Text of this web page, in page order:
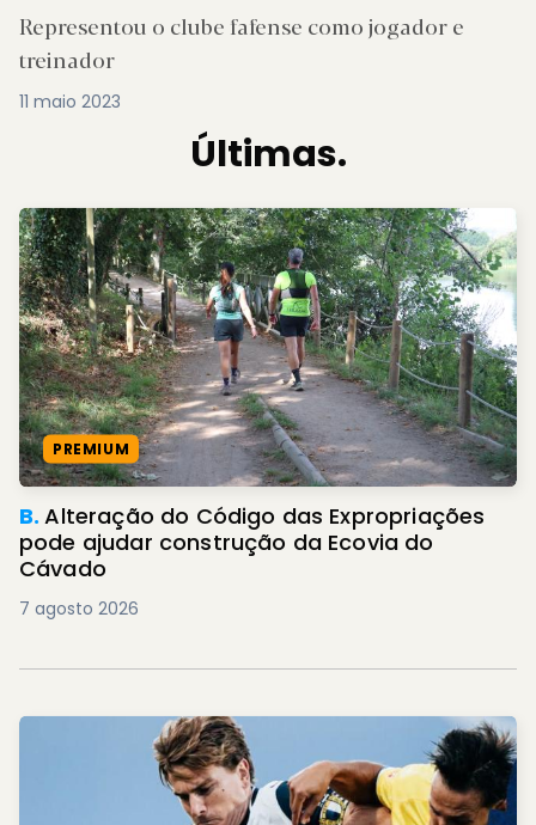
Representou o clube fafense como jogador e
treinador
11 maio 2023
Últimas.
PREMIUM
B.Alteração do Código das Expropriações
pode ajudar construção da Ecovia do
Cávado
7 agosto 2026